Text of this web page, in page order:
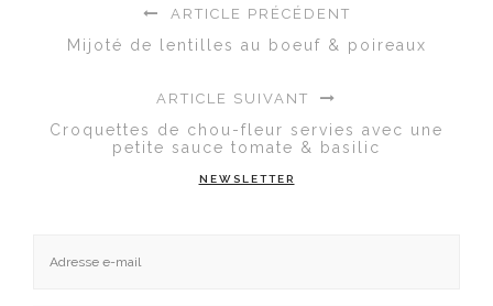
ARTICLE PRÉCÉDENT
Mijoté de lentilles au boeuf & poireaux
ARTICLE SUIVANT
Croquettes de chou-fleur servies avec une
petite sauce tomate & basilic
NEWSLETTER